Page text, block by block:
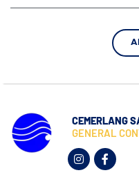
CEMERLANG
GENERAL